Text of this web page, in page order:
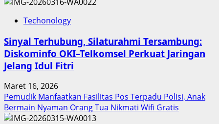
Techonology
Sinyal Terhubung, Silaturahmi Tersambung:
Diskominfo OKI–Telkomsel Perkuat Jaringan
Jelang Idul Fitri
Maret 16, 2026
Pemudik Manfaatkan Fasilitas Pos Terpadu Polisi, Anak
Bermain Nyaman Orang Tua Nikmati Wifi Gratis